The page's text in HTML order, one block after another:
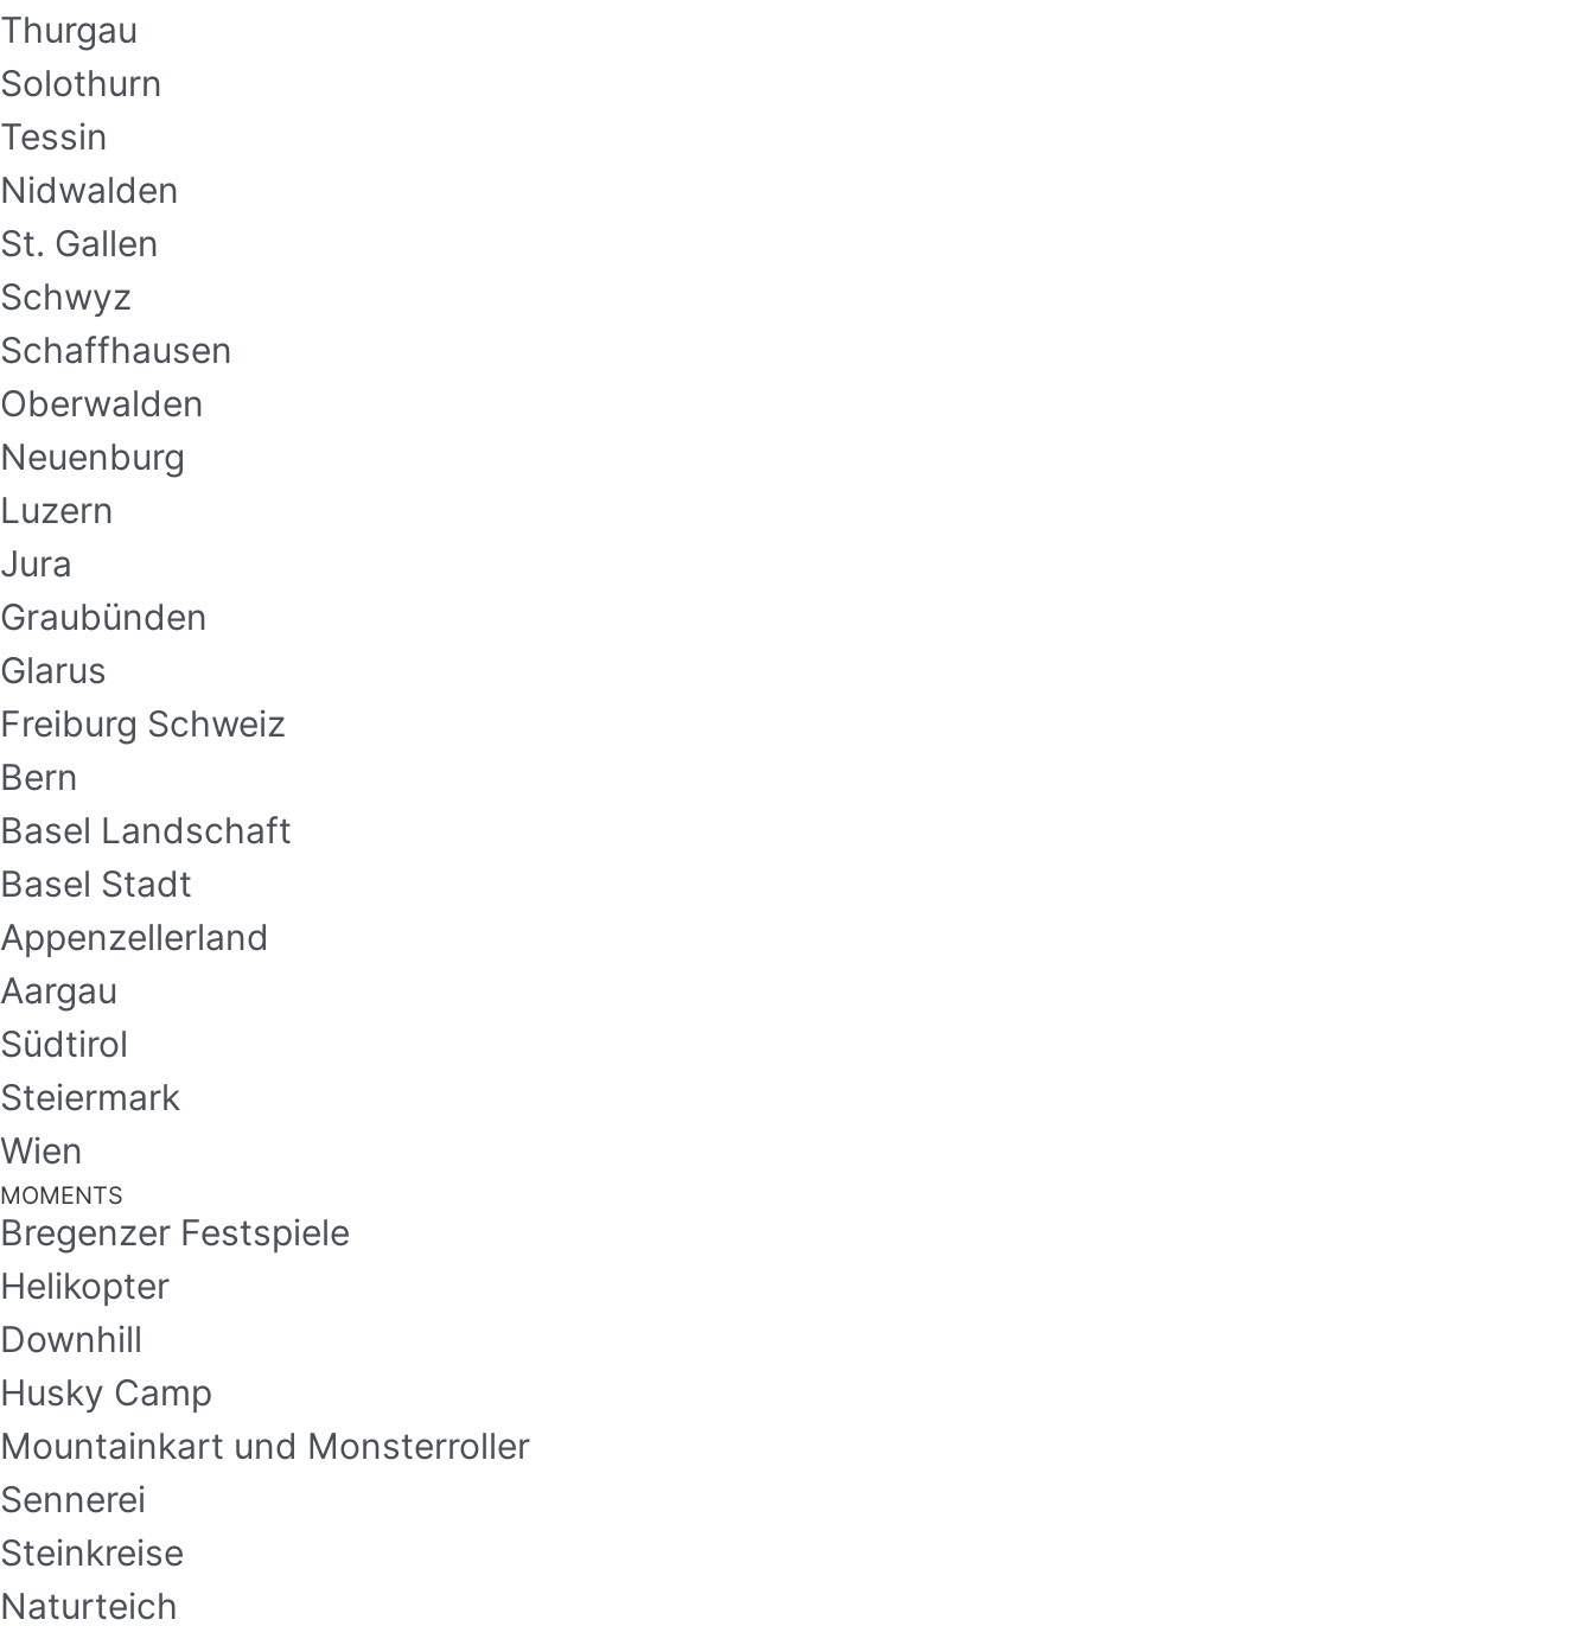
Thurgau
Solothurn
Tessin
Nidwalden
St. Gallen
Schwyz
Schaffhausen
Oberwalden
Neuenburg
Luzern
Jura
Graubünden
Glarus
Freiburg Schweiz
Bern
Basel Landschaft
Basel Stadt
Appenzellerland
Aargau
Südtirol
Steiermark
Wien
MOMENTS
Bregenzer Festspiele
Helikopter
Downhill
Husky Camp
Mountainkart und Monsterroller
Sennerei
Steinkreise
Naturteich